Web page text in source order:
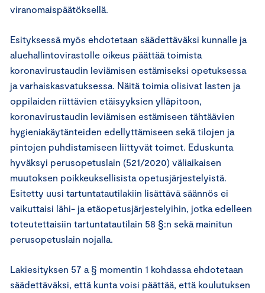
viranomaispäätöksellä.
Esityksessä myös ehdotetaan säädettäväksi kunnalle ja
aluehallintovirastolle oikeus päättää toimista
koronavirustaudin leviämisen estämiseksi opetuksessa
ja varhaiskasvatuksessa. Näitä toimia olisivat lasten ja
oppilaiden riittävien etäisyyksien ylläpitoon,
koronavirustaudin leviämisen estämiseen tähtäävien
hygieniakäytänteiden edellyttämiseen sekä tilojen ja
pintojen puhdistamiseen liittyvät toimet. Eduskunta
hyväksyi perusopetuslain (521/2020) väliaikaisen
muutoksen poikkeuksellisista opetusjärjestelyistä.
Esitetty uusi tartuntatautilakiin lisättävä säännös ei
vaikuttaisi lähi- ja etäopetusjärjestelyihin, jotka edelleen
toteutettaisiin tartuntatautilain 58 §:n sekä mainitun
perusopetuslain nojalla.
Lakiesityksen 57 a § momentin 1 kohdassa ehdotetaan
säädettäväksi, että kunta voisi päättää, että koulutuksen